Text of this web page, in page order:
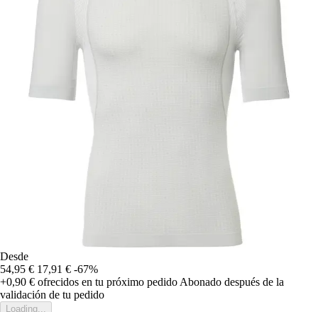
Desde
54,95 € 17,91 € -67%
+0,90 € ofrecidos en tu próximo pedido Abonado después de la
validación de tu pedido
Loading...